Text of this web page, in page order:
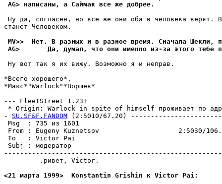
AG> написаны, а Саймак все же добpее.
Ну да, согласен, но все же они оба в человека верят.
станет Человеком.
MV>>  Hет. В разных и в разное время. Сначала Шекли,
AG>       Да, думал, что они именно из-за этого тебе
Ну вот так я их вижу. Возможно я и неправ.
*Всего хорошего*.
*Макс*"Warlock"*Воршев*
--- FleetStreet 1.23+
* Origin: Warlock in spite of himself проживает по
- SU.SF&F.FANDOM (2:5010/67.20)
Msg  : 735
From : Eugeny Kuznetsov                    2:5030/
To   : Victor Pai
Subj :
         .pивет, Victor.
<21 марта 1999>  Konstantin Grishin к Victor Pai: